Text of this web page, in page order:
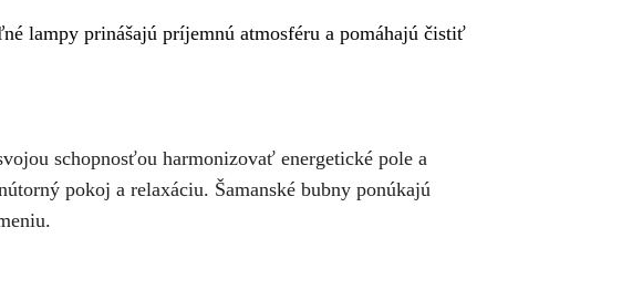
lampy prinášajú príjemnú atmosféru a pomáhajú čistiť
schopnosťou harmonizovať energetické pole a
pokoj a relaxáciu. Šamanské bubny ponúkajú